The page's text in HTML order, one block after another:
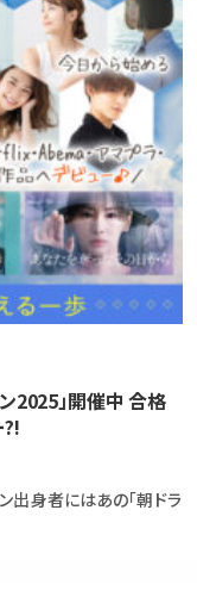
2025」開催中 合格
出身者にはあの「朝ドラ